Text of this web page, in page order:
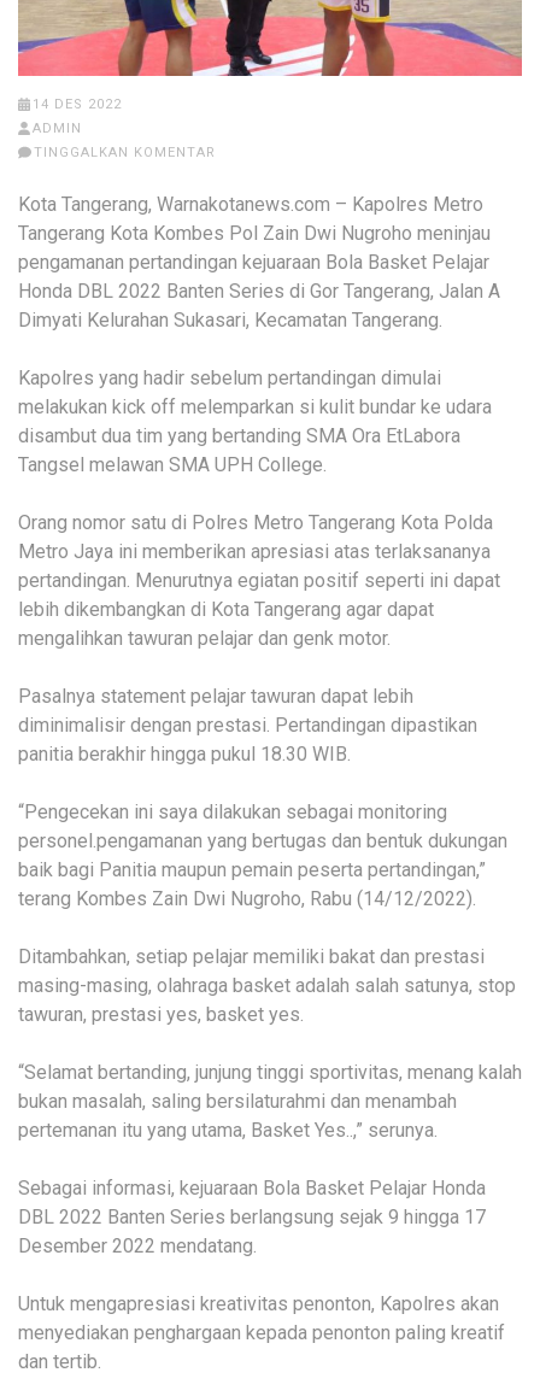
14 DES 2022
ADMIN
TINGGALKAN KOMENTAR
Kota Tangerang, Warnakotanews.com – Kapolres Metro
Tangerang Kota Kombes Pol Zain Dwi Nugroho meninjau
pengamanan pertandingan kejuaraan Bola Basket Pelajar
Honda DBL 2022 Banten Series di Gor Tangerang, Jalan A
Dimyati Kelurahan Sukasari, Kecamatan Tangerang.
Kapolres yang hadir sebelum pertandingan dimulai
melakukan kick off melemparkan si kulit bundar ke udara
disambut dua tim yang bertanding SMA Ora EtLabora
Tangsel melawan SMA UPH College.
Orang nomor satu di Polres Metro Tangerang Kota Polda
Metro Jaya ini memberikan apresiasi atas terlaksananya
pertandingan. Menurutnya egiatan positif seperti ini dapat
lebih dikembangkan di Kota Tangerang agar dapat
mengalihkan tawuran pelajar dan genk motor.
Pasalnya statement pelajar tawuran dapat lebih
diminimalisir dengan prestasi. Pertandingan dipastikan
panitia berakhir hingga pukul 18.30 WIB.
“Pengecekan ini saya dilakukan sebagai monitoring
personel.pengamanan yang bertugas dan bentuk dukungan
baik bagi Panitia maupun pemain peserta pertandingan,”
terang Kombes Zain Dwi Nugroho, Rabu (14/12/2022).
Ditambahkan, setiap pelajar memiliki bakat dan prestasi
masing-masing, olahraga basket adalah salah satunya, stop
tawuran, prestasi yes, basket yes.
“Selamat bertanding, junjung tinggi sportivitas, menang kalah
bukan masalah, saling bersilaturahmi dan menambah
pertemanan itu yang utama, Basket Yes..,” serunya.
Sebagai informasi, kejuaraan Bola Basket Pelajar Honda
DBL 2022 Banten Series berlangsung sejak 9 hingga 17
Desember 2022 mendatang.
Untuk mengapresiasi kreativitas penonton, Kapolres akan
menyediakan penghargaan kepada penonton paling kreatif
dan tertib.